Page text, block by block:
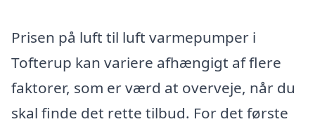
Prisen på luft til luft varmepumper i
Tofterup kan variere afhængigt af flere
faktorer, som er værd at overveje, når du
skal finde det rette tilbud. For det første